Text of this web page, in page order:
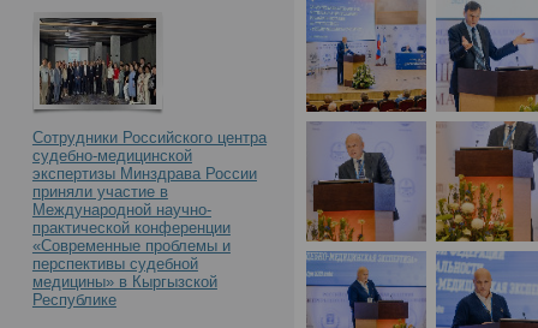
Сотрудники Российского центра
судебно-медицинской
экспертизы Минздрава России
приняли участие в
Международной научно-
практической конференции
«Современные проблемы и
перспективы судебной
медицины» в Кыргызской
Республике